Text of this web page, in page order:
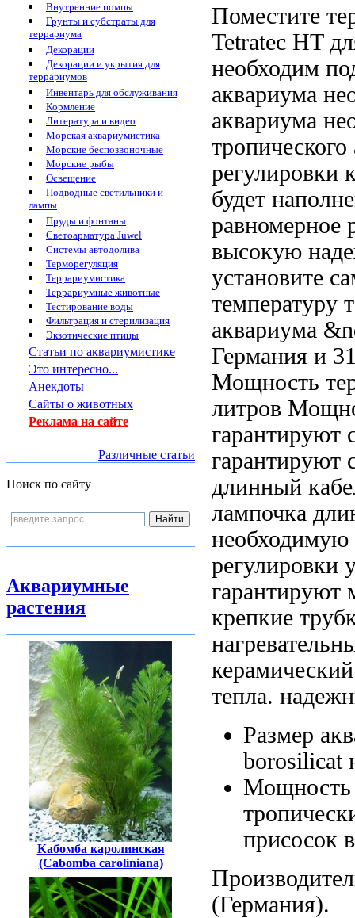
Внутренние помпы
Грунты и субстраты для
террариума
Декорации
Декорации и укрытия для
террариумов
Инвентарь для обслуживания
Кормление
Литература и видео
Морская аквариумистика
Морские беспозвоночные
Морские рыбы
Освещение
Подводные светильники и
лампы
Пруды и фонтаны
Светоарматура Juwel
Системы автодолива
Терморегуляция
Террариумистика
Террариумные животные
Тестирование воды
Фильтрация и стерилизация
Экзотические птицы
Статьи по аквариумистике
Это интересно...
Анекдоты
Сайты о животных
Реклама на сайте
Различные статьи
Поиск по сайту
Аквариумные
растения
Кабомба каролинская
(Cabomba caroliniana)
Поместите
Tetratec HT
необходим
аквариума
аквариума
регулировки
будет
равномерное
высокую
установите
температуру
аквариума
Германия и
Мощность
литров
гарантируют
длинный
лампочка
необходимую
регулировки
гарантируют
крепкие
тепла.
Размер
borosilicat
Мощность
присосок
(Германия).